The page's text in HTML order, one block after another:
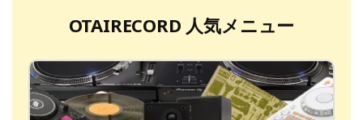
OTAIRECORD 人気メニュー